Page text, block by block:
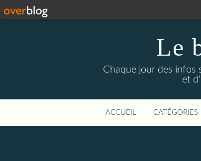
Le
Chaque jour des infos
et
ACCUEIL CATÉGORIES